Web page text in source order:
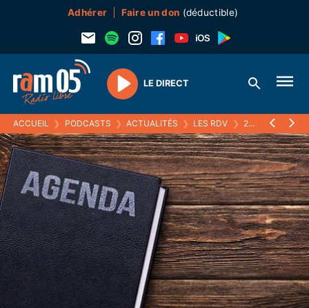
Adhérer Faire un don (déductible)
Play
LE DIRECT
ACCUEIL ❯ PODCASTS ❯ ACTUALITÉS ❯ LES RDV ❯ 26 AVRIL 2022